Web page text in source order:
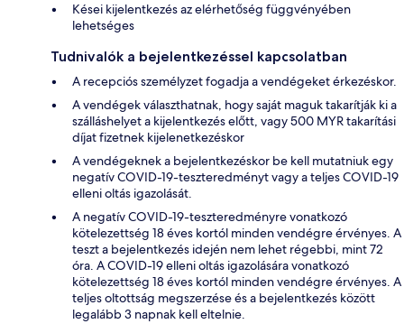
Kései kijelentkezés az elérhetőség függvényében
lehetséges
Tudnivalók a bejelentkezéssel kapcsolatban
A recepciós személyzet fogadja a vendégeket érkezéskor.
A vendégek választhatnak, hogy saját maguk takarítják ki a
szálláshelyet a kijelentkezés előtt, vagy 500 MYR takarítási
díjat fizetnek kijelenetkezéskor
A vendégeknek a bejelentkezéskor be kell mutatniuk egy
negatív COVID-19-teszteredményt vagy a teljes COVID-19
elleni oltás igazolását.
A negatív COVID-19-teszteredményre vonatkozó
kötelezettség 18 éves kortól minden vendégre érvényes. A
teszt a bejelentkezés idején nem lehet régebbi, mint 72
óra. A COVID-19 elleni oltás igazolására vonatkozó
kötelezettség 18 éves kortól minden vendégre érvényes. A
teljes oltottság megszerzése és a bejelentkezés között
legalább 3 napnak kell eltelnie.